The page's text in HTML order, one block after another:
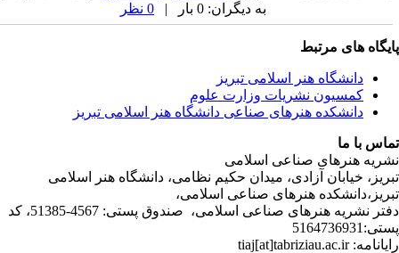
به دیگران: 0 بار |
0 نظر
مرتبط
هنر اسلامی تبریز
نشریات وزارت علوم
هنرهای صناعی دانشگاه هنر اسلامی تبریز
صناعی اسلامی
آزادی، میدان حکیم نظامی، دانشگاه هنر اسلامی
هنرهای صناعی اسلامی،
دفتر نشریه هنرهای صناعی اسلامی، صندوق پستی: 4567-51385، کد